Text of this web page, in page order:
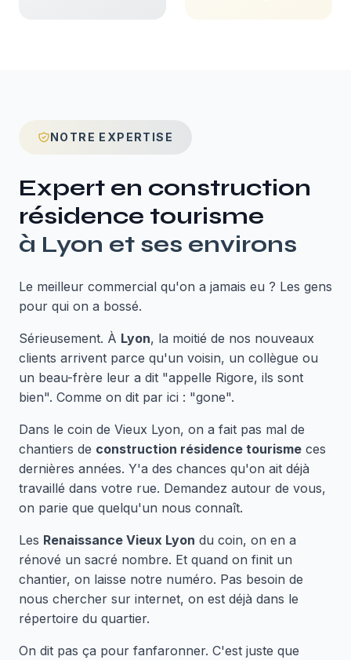
NOTRE EXPERTISE
Expert en construction
résidence tourisme
à Lyon et ses environs
Le meilleur commercial qu'on a jamais eu ? Les gens
pour qui on a bossé.
Sérieusement. À Lyon, la moitié de nos nouveaux
clients arrivent parce qu'un voisin, un collègue ou
un beau-frère leur a dit "appelle Rigore, ils sont
bien". Comme on dit par ici : "gone".
Dans le coin de Vieux Lyon, on a fait pas mal de
chantiers de construction résidence tourisme ces
dernières années. Y'a des chances qu'on ait déjà
travaillé dans votre rue. Demandez autour de vous,
on parie que quelqu'un nous connaît.
Les Renaissance Vieux Lyon du coin, on en a
rénové un sacré nombre. Et quand on finit un
chantier, on laisse notre numéro. Pas besoin de
nous chercher sur internet, on est déjà dans le
répertoire du quartier.
On dit pas ça pour fanfaronner. C'est juste que